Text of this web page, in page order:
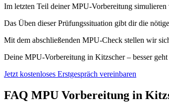
Im letzten Teil deiner MPU-Vorbereitung
Das Üben dieser Prüfungssituation gibt dir die
Mit dem abschließenden MPU-Check stellen wir
Deine MPU-Vorbereitung in Kitzscher – besser geht
Jetzt kostenloses Erstgespräch vereinbaren
FAQ MPU Vorbereitung in